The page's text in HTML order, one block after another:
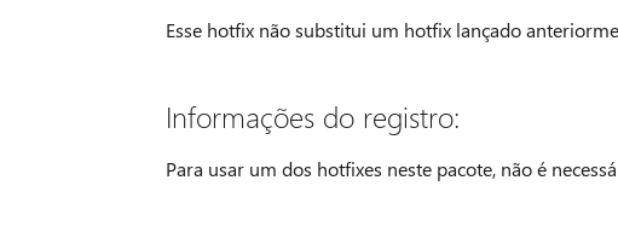
Esse hotfix não substitui um hotfix lançado
Informações do registro:
Para usar um dos hotfixes neste pacote, não é